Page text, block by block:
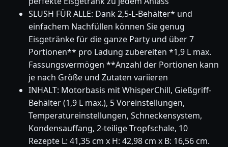
SLUSH FÜR ALLE: Dank 2,5-L-Behälter* und
einfachem Nachfüllen können Sie genug
Eisgetränke für die ganze Party und über 7
Portionen** pro Ladung zubereiten *1,9 L max.
Fassungsvermögen **Anzahl der Portionen kann
je nach Größe und Zutaten variieren
INHALT: Motorbasis mit WhisperChill, Gießgriff-
Behälter (1,9 L max.), 5 Voreinstellungen,
Temperatureinstellungen, Schneckensystem,
Kondensauffang, 2-teilige Tropfschale, 10
Rezepte L: 41,35 cm x H: 42,98 cm x B: 16,56 cm.